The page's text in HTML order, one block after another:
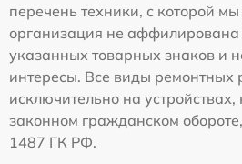
перечень техники, с которой
организация не аффилирована
указанных товарных знаков и
интересы. Все виды ремонтных
исключительно на
законном гражданском обороте,
1487 ГК РФ.